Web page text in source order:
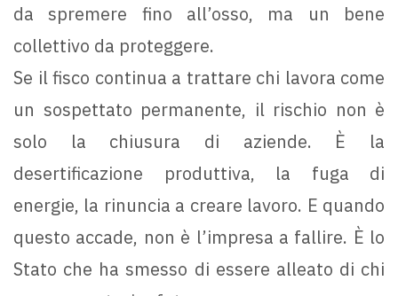
da spremere fino all’osso, ma un bene
collettivo da proteggere.
Se il fisco continua a trattare chi lavora come
un sospettato permanente, il rischio non è
solo la chiusura di aziende. È la
desertificazione produttiva, la fuga di
energie, la rinuncia a creare lavoro. E quando
questo accade, non è l’impresa a fallire. È lo
Stato che ha smesso di essere alleato di chi